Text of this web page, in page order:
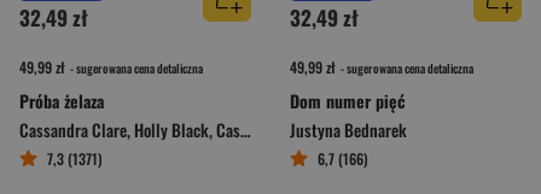
32,49 zł
49,99 zł - sugerowana cena detaliczna
Próba żelaza
Cassandra Clare,Holly Black,Cassandra Clare; Holly Black
7,3 (1371)
32,49 zł
49,99 zł - sugerowana cena detaliczna
Dom numer pięć
Justyna Bednarek
6,7 (166)